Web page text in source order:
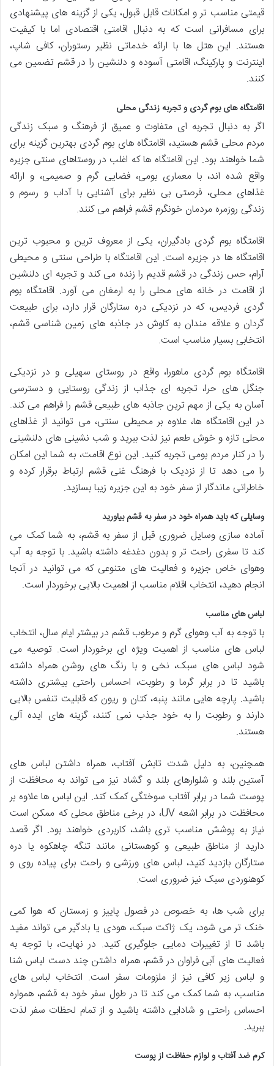
قیمتی مناسب تر و امکانات قابل قبول، یکی از گزینه های پیشنهادی
برای مسافرانی است که به دنبال اقامتی اقتصادی اما با کیفیت
هستند. این هتل ها با ارائه خدماتی نظیر رستوران، کافی شاپ،
اینترنت و پارکینگ، اقامتی آسوده و دلنشین را در قشم تضمین می
کنند.
اقامتگاه های بوم گردی و تجربه زندگی محلی
اگر به دنبال تجربه ای متفاوت و عمیق از فرهنگ و سبک زندگی
مردم محلی قشم هستید، اقامتگاه های بوم گردی بهترین گزینه برای
شما خواهند بود. این اقامتگاه ها که اغلب در روستاهای سنتی جزیره
واقع شده اند، با معماری بومی، فضایی گرم و صمیمی، و ارائه
غذاهای محلی، فرصتی بی نظیر برای آشنایی با آداب و رسوم و
زندگی روزمره مردمان خونگرم قشم فراهم می کنند.
اقامتگاه بوم گردی بادگیران، یکی از معروف ترین و محبوب ترین
اقامتگاه ها در جزیره است. این اقامتگاه با طراحی سنتی و محیطی
آرام، حس زندگی در قشم قدیم را زنده می کند و تجربه ای دلنشین
از اقامت در خانه های محلی را به ارمغان می آورد. اقامتگاه بوم
گردی فردیس، که در نزدیکی دره ستارگان قرار دارد، برای طبیعت
گردان و علاقه مندان به کاوش در جاذبه های زمین شناسی قشم،
انتخابی بسیار مناسب است.
اقامتگاه بوم گردی ماهورا، واقع در روستای سهیلی و در نزدیکی
جنگل های حرا، تجربه ای جذاب از زندگی روستایی و دسترسی
آسان به یکی از مهم ترین جاذبه های طبیعی قشم را فراهم می کند.
در این اقامتگاه ها، علاوه بر محیطی سنتی، می توانید از غذاهای
محلی تازه و خوش طعم نیز لذت ببرید و شب نشینی های دلنشینی
را در کنار مردم بومی تجربه کنید. این نوع اقامت، به شما این امکان
را می دهد تا از نزدیک با فرهنگ غنی قشم ارتباط برقرار کرده و
خاطراتی ماندگار از سفر خود به این جزیره زیبا بسازید.
وسایلی که باید همراه خود در سفر به قشم بیاورید
آماده سازی وسایل ضروری قبل از سفر به قشم، به شما کمک می
کند تا سفری راحت تر و بدون دغدغه داشته باشید. با توجه به آب
وهوای خاص جزیره و فعالیت های متنوعی که می توانید در آنجا
انجام دهید، انتخاب اقلام مناسب از اهمیت بالایی برخوردار است.
لباس های مناسب
با توجه به آب وهوای گرم و مرطوب قشم در بیشتر ایام سال، انتخاب
لباس های مناسب از اهمیت ویژه ای برخوردار است. توصیه می
شود لباس های سبک، نخی و با رنگ های روشن همراه داشته
باشید تا در برابر گرما و رطوبت، احساس راحتی بیشتری داشته
باشید. پارچه هایی مانند پنبه، کتان و ریون که قابلیت تنفس بالایی
دارند و رطوبت را به خود جذب نمی کنند، گزینه های ایده آلی
هستند.
همچنین، به دلیل شدت تابش آفتاب، همراه داشتن لباس های
آستین بلند و شلوارهای بلند و گشاد نیز می تواند به محافظت از
پوست شما در برابر آفتاب سوختگی کمک کند. این لباس ها علاوه بر
محافظت در برابر اشعه UV، در برخی مناطق محلی که ممکن است
نیاز به پوشش مناسب تری باشد، کاربردی خواهند بود. اگر قصد
دارید از مناطق طبیعی و کوهستانی مانند تنگه چاهکوه یا دره
ستارگان بازدید کنید، لباس های ورزشی و راحت برای پیاده روی و
کوهنوردی سبک نیز ضروری است.
برای شب ها، به خصوص در فصول پاییز و زمستان که هوا کمی
خنک تر می شود، یک ژاکت سبک، هودی یا بادگیر می تواند مفید
باشد تا از تغییرات دمایی جلوگیری کنید. در نهایت، با توجه به
فعالیت های آبی فراوان در قشم، همراه داشتن چند دست لباس شنا
و لباس زیر کافی نیز از ملزومات سفر است. انتخاب لباس های
مناسب، به شما کمک می کند تا در طول سفر خود به قشم، همواره
احساس راحتی و شادابی داشته باشید و از تمام لحظات سفر لذت
ببرید.
کرم ضد آفتاب و لوازم حفاظت از پوست